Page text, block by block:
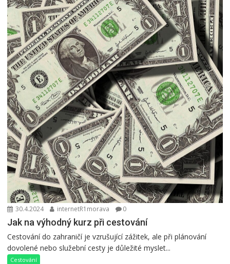
30.4.2024 internetR1morava 0
Jak na výhodný kurz při cestování
Cestování do zahraničí je vzrušující zážitek, ale při plánování
dovolené nebo služební cesty je důležité myslet...
Cestování